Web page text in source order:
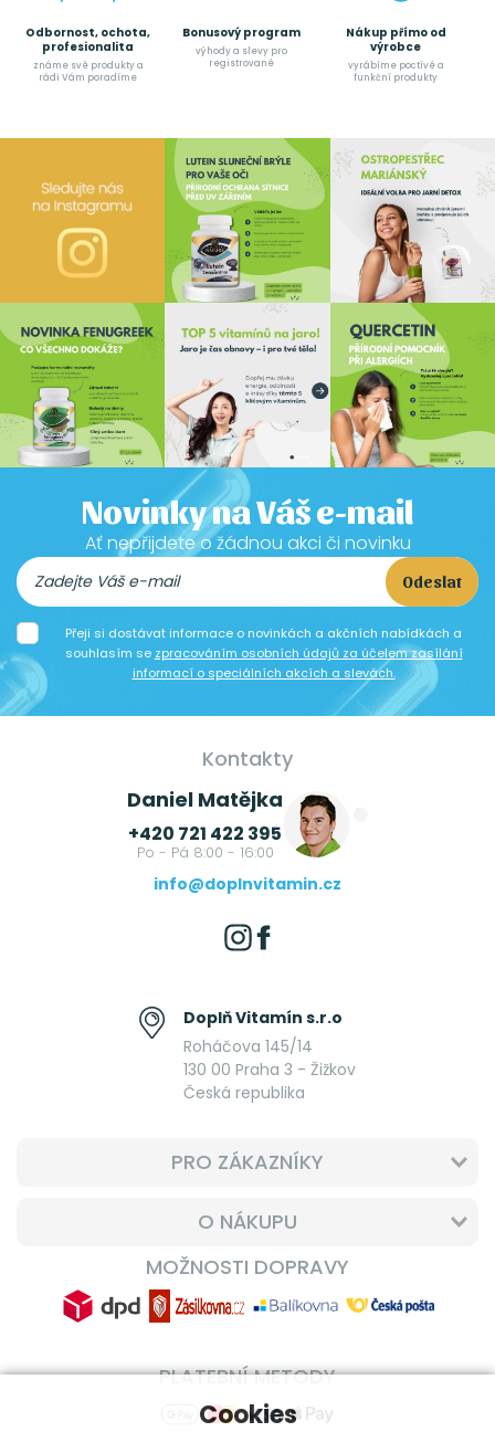
Odbornost, ochota,
profesionalita
známe své produkty a
rádi Vám poradíme
Bonusový program
výhody a slevy pro
registrované
Nákup přímo od
výrobce
vyrábíme poctívé a
funkční produkty
Novinky na Váš e-mail
Ať nepřijdete o žádnou akci či novinku
Odeslat
Přeji si dostávat informace o novinkách a akčních nabídkách a
souhlasím se zpracováním osobních údajů za účelem zasílání
informací o speciálních akcích a slevách.
Kontakty
Daniel Matějka
+420 721 422 395
Po - Pá 8:00 - 16:00
info@doplnvitamin.cz
Doplň Vitamín s.r.o
Roháčova 145/14
130 00 Praha 3 - Žižkov
Česká republika
PRO ZÁKAZNÍKY
O NÁKUPU
MOŽNOSTI DOPRAVY
PLATEBNÍ METODY
Cookies